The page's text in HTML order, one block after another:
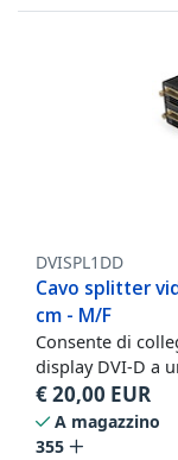
DVISPL1DD
Cavo splitter
cm - M/F
Consente di
display DVI-D a
€20,00 EUR
A magazzino
355